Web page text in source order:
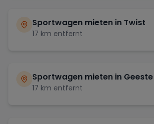
Sportwagen mieten in Twist
17 km entfernt
Sportwagen mieten in Geeste
17 km entfernt